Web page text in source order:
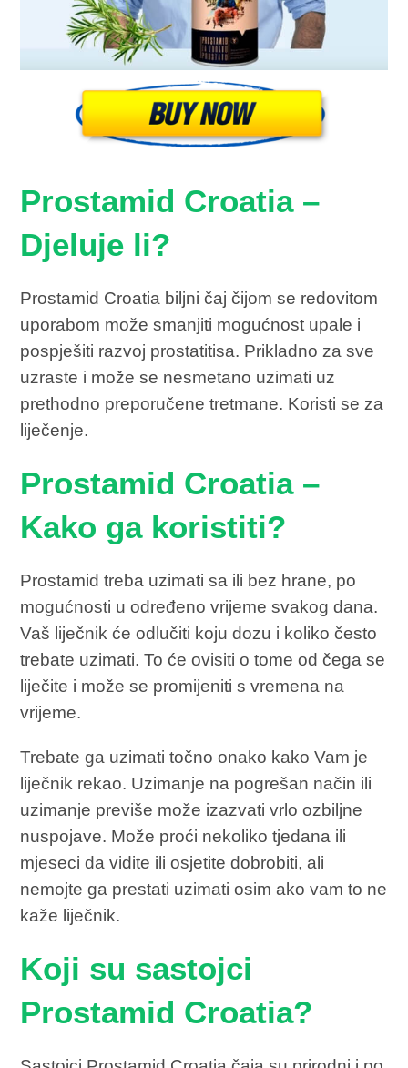
Prostamid Croatia –
Djeluje li?
Prostamid Croatia biljni čaj čijom se redovitom
uporabom može smanjiti mogućnost upale i
pospješiti razvoj prostatitisa. Prikladno za sve
uzraste i može se nesmetano uzimati uz
prethodno preporučene tretmane. Koristi se za
liječenje.
Prostamid Croatia –
Kako ga koristiti?
Prostamid treba uzimati sa ili bez hrane, po
mogućnosti u određeno vrijeme svakog dana.
Vaš liječnik će odlučiti koju dozu i koliko često
trebate uzimati. To će ovisiti o tome od čega se
liječite i može se promijeniti s vremena na
vrijeme.
Trebate ga uzimati točno onako kako Vam je
liječnik rekao. Uzimanje na pogrešan način ili
uzimanje previše može izazvati vrlo ozbiljne
nuspojave. Može proći nekoliko tjedana ili
mjeseci da vidite ili osjetite dobrobiti, ali
nemojte ga prestati uzimati osim ako vam to ne
kaže liječnik.
Koji su sastojci
Prostamid Croatia?